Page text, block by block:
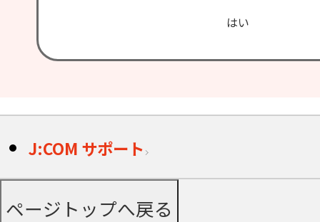
はい
J:COM サポート
ページトップへ戻る